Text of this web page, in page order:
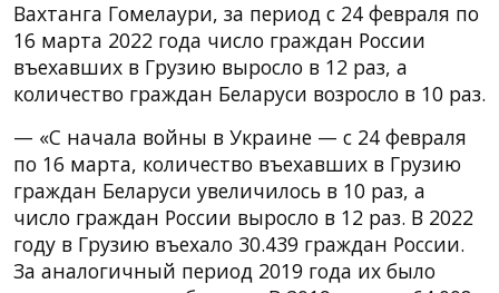
Вахтанга Гомелаури, за период с 24 февраля по
16 марта 2022 года число граждан России
въехавших в Грузию выросло в 12 раз, а
количество граждан Беларуси возросло в 10 раз.
— «C начала войны в Украине — с 24 февраля
по 16 марта, количество въехавших в Грузию
граждан Беларуси увеличилось в 10 раз, а
число граждан России выросло в 12 раз. В 2022
году в Грузию въехало 30.439 граждан России.
За аналогичный период 2019 года их было